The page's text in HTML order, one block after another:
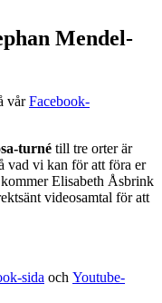
Mendel-
vårFacebook-
turné till tre orter är
vad vi kan för att föra er
Elisabeth Åsbrink
videosamtal för att
sida och Youtube-